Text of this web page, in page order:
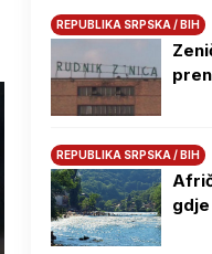
REPUBLIKA SRPSKA / BIH
REPUBLIKA SRPSKA / BIH